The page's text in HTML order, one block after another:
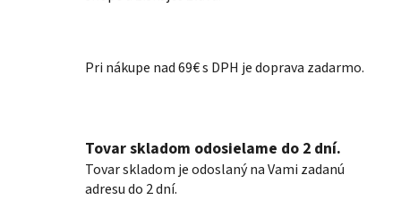
i
s
Pri nákupe nad 69€ s DPH je doprava zadarmo.
Tovar skladom odosielame do 2 dní.
Tovar skladom je odoslaný na Vami zadanú
adresu do 2 dní.